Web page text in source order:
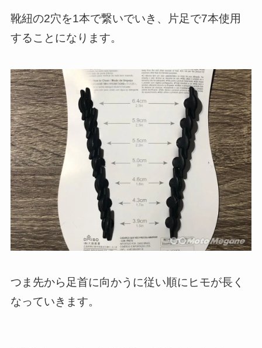
靴紐の2穴を1本で繋いでいき、片足で7本使用
することになります。
つま先から足首に向かうに従い順にヒモが長く
なっていきます。